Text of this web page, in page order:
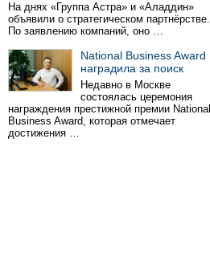
На днях «Группа Астра» и «Аладдин»
объявили о стратегическом партнёрстве.
По заявлению компаний, оно …
National Business Award
наградила за поиск
Недавно в Москве
состоялась церемония
награждения престижной премии National
Business Award, которая отмечает
достижения …